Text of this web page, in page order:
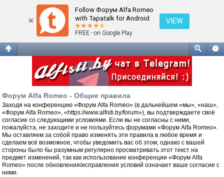
Follow Форум Alfa Romeo
with Tapatalk for Android
FREE - on Google Play
VIEW
Общие правила
Форум Alfa Romeo - Общие правила
Заходя на конференцию «Форум Alfa Romeo» (в дальнейшем «мы», «наш»,
«Форум Alfa Romeo», «https://www.alfisti.by/forum»), вы подтверждаете своё
согласие со следующими условиями. Если вы не согласны с ними,
пожалуйста, не заходите и не пользуйтесь форумами «Форум Alfa Romeo».
Мы оставляем за собой право изменять эти правила в любое время и
сделаем всё возможное, чтобы уведомить вас об этом, однако с вашей
стороны было бы разумным регулярно просматривать этот текст на
предмет изменений, так как использование конференции «Форум Alfa
Romeo» после обновления/исправления условий означает ваше согласие с
ними.